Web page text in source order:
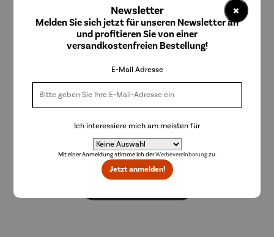
ars mundi
Collier | Farbenfreude
320,00 €
Preise inkl. MwSt. zzgl. Versandkosten
Lieferzeit: 14 Tage
×
Newsletter
Melden Sie sich jetzt für unseren Newsletter an
und profitieren Sie von einer
versandkostenfreien Bestellung!
E-Mail Adresse
Ich interessiere mich am meisten für
Mit einer Anmeldung stimme ich derWerbevereinbarungzu.
Jetzt anmelden!